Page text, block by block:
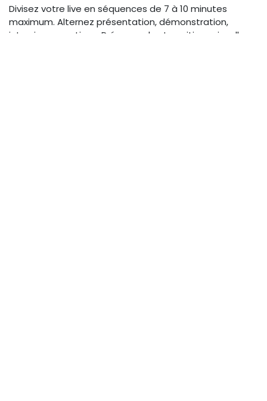
Divisez votre live en séquences de 7 à 10 minutes
maximum. Alternez présentation, démonstration,
interview, questions. Prévoyez des transitions visuelles